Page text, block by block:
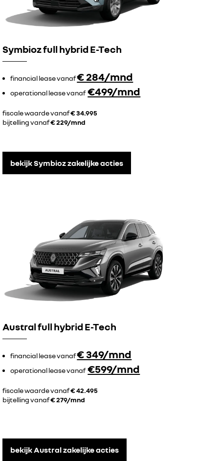
Symbioz full hybrid E-Tech
financial lease vanaf€ 284/mnd
operational lease vanaf€499/mnd
fiscale waarde vanaf€ 34.995
bijtelling vanaf€ 229/mnd
bekijk Symbioz zakelijke acties
Austral full hybrid E-Tech
financial lease vanaf€ 349/mnd
operational lease vanaf€599/mnd
fiscale waarde vanaf€ 42.495
bijtelling vanaf€ 279/mnd
bekijk Austral zakelijke acties